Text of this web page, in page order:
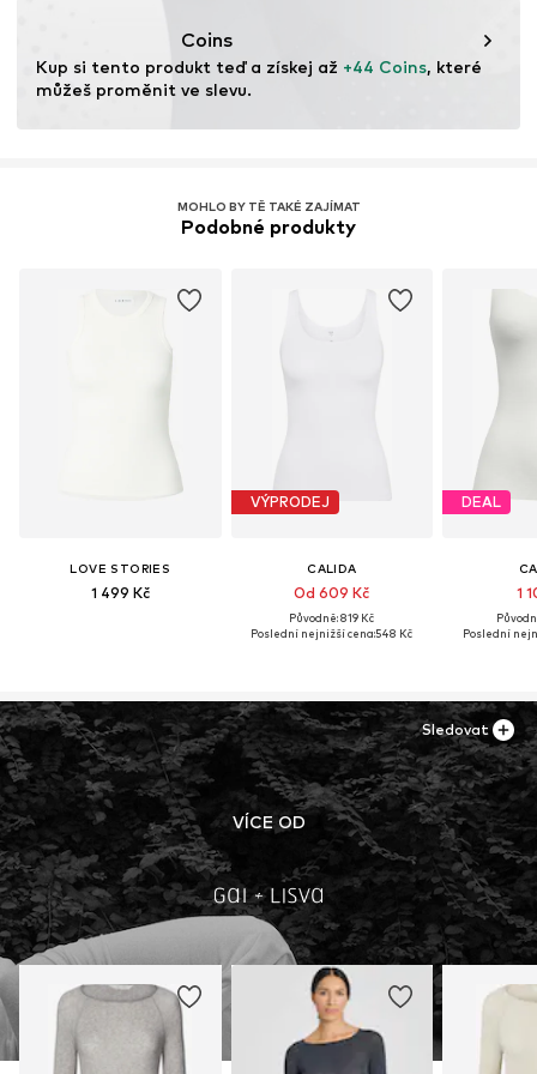
podporuje zdraví půdy a ekosystémů tím, že se vyhýbá
genetické modifikaci, omezuje spotřebu vody a
minimalizuje používání chemických hnojiv.
Coins
Kup si tento produkt teď a získej až +44 Coins, které
můžeš proměnit ve slevu.
MOHLO BY TĚ TAKÉ ZAJÍMAT
Podobné produkty
LOVE STORIES
1 499 Kč
VÝPRODEJ
CALIDA
Od 609 Kč
Původně: 819 Kč
Poslední nejnižší cena:548 Kč
DEAL
1
Poslední
VÍCE OD
Sledovat